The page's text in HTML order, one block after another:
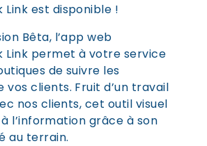
est disponible !
Bêta, l’app web
Link permet à votre service
de suivre les
vos clients. Fruit d’un travail
nos clients, cet outil visuel
l’information grâce à son
au terrain.